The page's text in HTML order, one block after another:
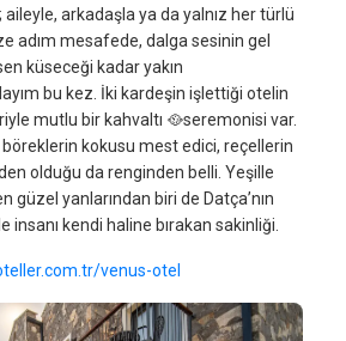
arkadaşla ya da yalnız her türlü
adım mesafede, dalga sesinin gel
küseceği kadar yakın
bu kez. İki kardeşin işlettiği otelin
mutlu bir kahvaltı 🥘seremonisi var.
böreklerin kokusu mest edici, reçellerin
olduğu da renginden belli. Yeşille
güzel yanlarından biri de Datça’nın
insanı kendi haline bırakan sakinliği.
venus-otel